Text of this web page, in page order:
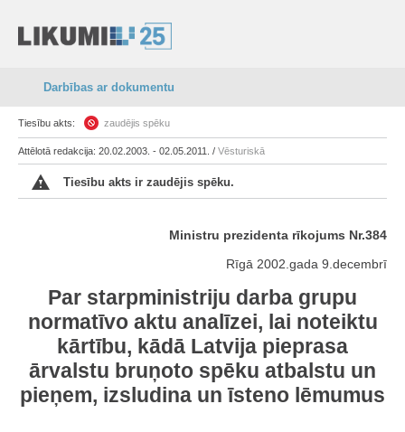
Darbības ar dokumentu
Tiesību akts: zaudējis spēku
Attēlotā redakcija: 20.02.2003. - 02.05.2011. / Vēsturiskā
Tiesību akts ir zaudējis spēku.
Ministru prezidenta rīkojums Nr.384
Rīgā 2002.gada 9.decembrī
Par starpministriju darba grupu
normatīvo aktu analīzei, lai noteiktu
kārtību, kādā Latvija pieprasa
ārvalstu bruņoto spēku atbalstu un
pieņem, izsludina un īsteno lēmumus